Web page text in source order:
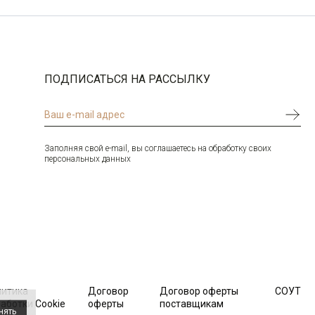
ПОДПИСАТЬСЯ НА РАССЫЛКУ
Заполняя свой e-mail, вы соглашаетесь на обработку своих
персональных данных
Cookie
Договор
оферты
Договор оферты
поставщикам
СОУТ